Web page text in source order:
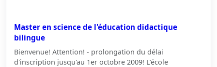
Master en science de l'éducation didactique
bilingue
Bienvenue! Attention! - prolongation du délai
d'inscription jusqu'au 1er octobre 2009! L’école